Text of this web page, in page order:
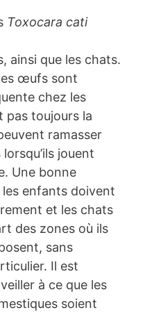
Toxocara cati
ainsi que les chats.
œufs sont
chez les
pas toujours la
ramasser
jouent
Une bonne
enfants doivent
et les chats
des zones où ils
sans
Il est
à ce que les
soient